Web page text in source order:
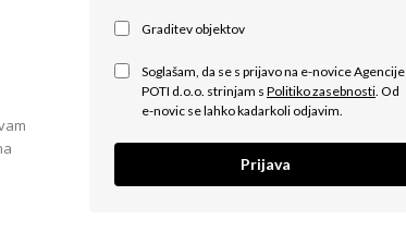
Graditev objektov
Soglašam, da se s prijavo na e-novice Agencije
POTI d.o.o. strinjam s Politiko zasebnosti. Od
e-novic se lahko kadarkoli odjavim.
Prijava